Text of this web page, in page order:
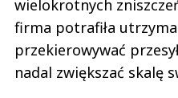
wielokrotnych
firma potrafiła
przekierowywać
nadal zwiększać skalę